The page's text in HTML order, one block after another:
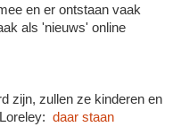
en er ontstaan vaak
als 'nieuws' online
zijn, zullen ze kinderen en
daar staan